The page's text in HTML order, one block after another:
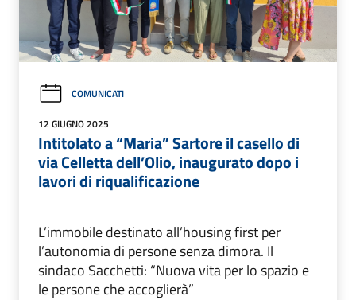
COMUNICATI
12 GIUGNO 2025
Intitolato a “Maria” Sartore il casello di
via Celletta dell’Olio, inaugurato dopo i
lavori di riqualificazione
L’immobile destinato all’housing first per
l’autonomia di persone senza dimora. Il
sindaco Sacchetti: “Nuova vita per lo spazio e
le persone che accoglierà”